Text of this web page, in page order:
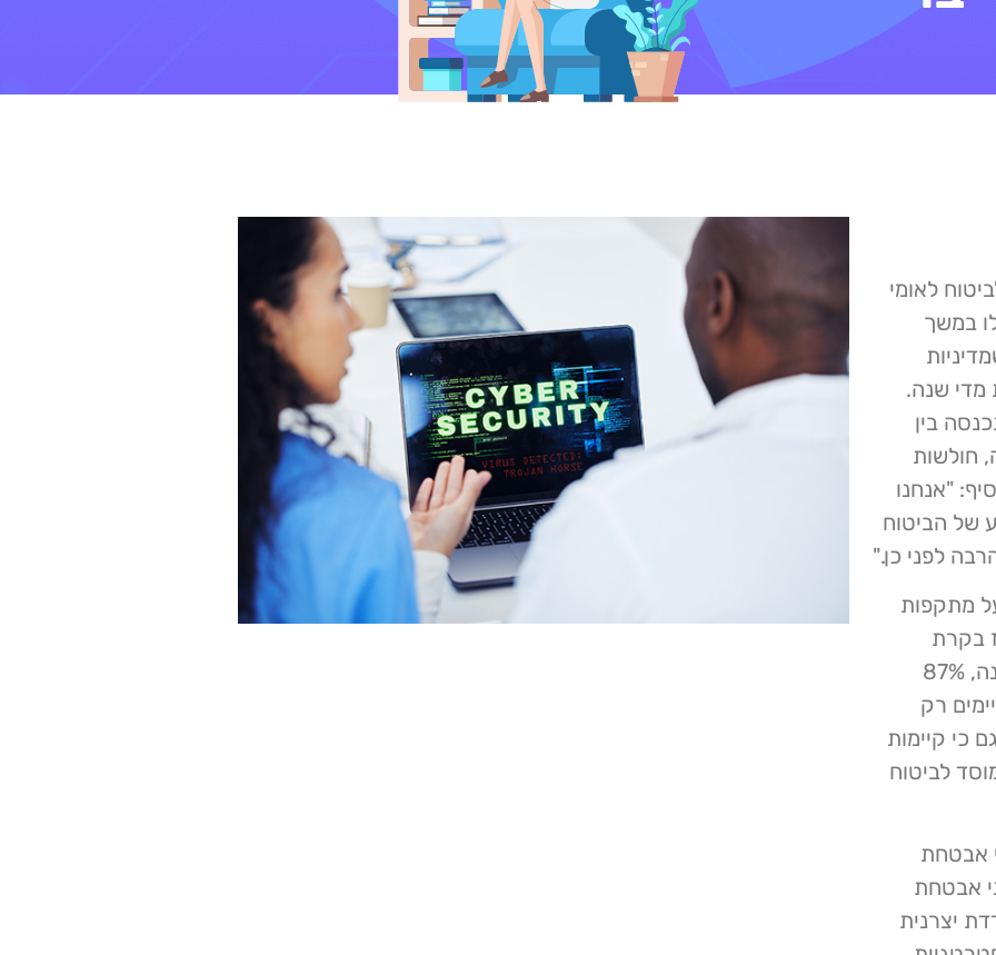
לאומי
במשך
מדי שנה.
בין
חולשות
"אנחנו
של הביטוח
לפני כן."
מתקפות
בקרת
הסייבר של המוסד לביטוח לאומי. על פי דוח מבקר המדינה, 87%
רק
כי קיימות
לביטוח
אבטחת
אבטחת
יצרנית